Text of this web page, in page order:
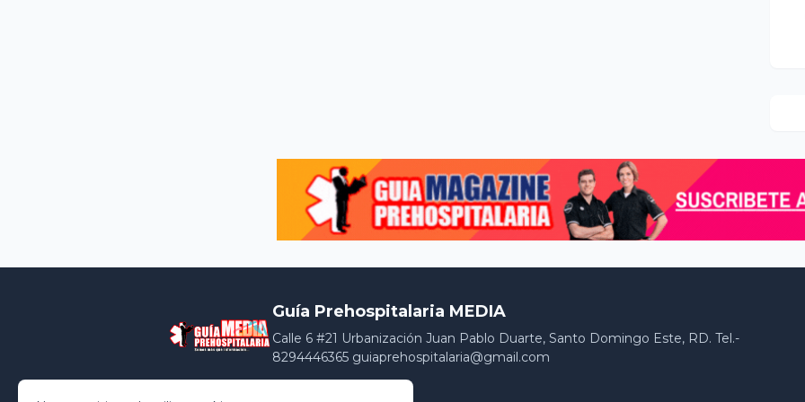
Guía Prehospitalaria MEDIA
Calle 6 #21 Urbanización Juan Pablo Duarte, Santo Domingo Este, RD. Tel.-
8294446365 guiaprehospitalaria@gmail.com